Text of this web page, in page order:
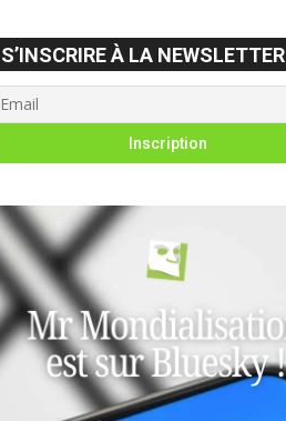
S’INSCRIRE À LA NEWSLETTER